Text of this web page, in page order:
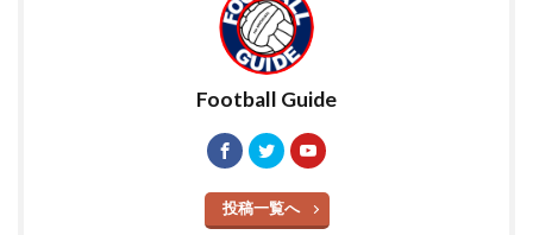
Football Guide
投稿一覧へ